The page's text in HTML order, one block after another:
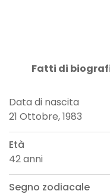
Fatti di
Data di nascita
21 Ottobre, 1983
Età
42 anni
Segno zodiacale